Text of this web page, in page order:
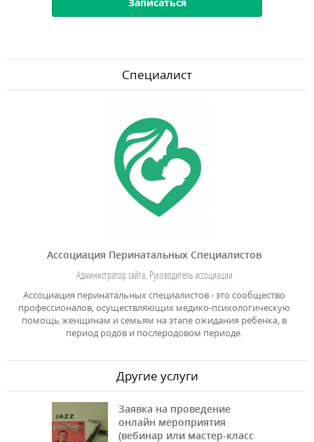
Специалист
Ассоциация Перинатальных Специалистов
Администратор сайта, Руководитель ассоциации
Ассоциация перинатальных специалистов - это сообщество
профессионалов, осуществляющих медико-психологическую
помощь женщинам и семьям на этапе ожидания ребенка, в
период родов и послеродовом периоде.
Другие услуги
Заявка на проведение
онлайн мероприятия
(вебинар или мастер-класс